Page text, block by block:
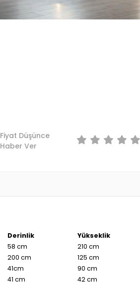
Fiyat Düşünce
Haber Ver
Derinlik
Yükseklik
58 cm
210 cm
200 cm
125 cm
41cm
90 cm
41 cm 42 cm